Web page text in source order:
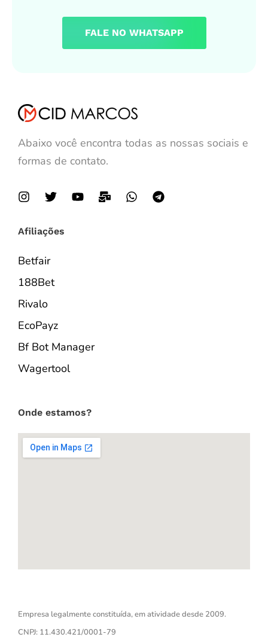
FALE NO WHATSAPP
Abaixo você encontra todas as nossas sociais e
formas de contato.
Afiliações
Betfair
188Bet
Rivalo
EcoPayz
Bf Bot Manager
Wagertool
Onde estamos?
Empresa legalmente constituída, em atividade desde 2009.
CNPJ: 11.430.421/0001-79